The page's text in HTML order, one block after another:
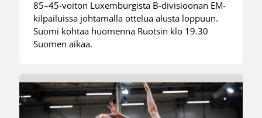
85–45-voiton Luxemburgista B-divisioonan EM-
kilpailuissa johtamalla ottelua alusta loppuun.
Suomi kohtaa huomenna Ruotsin klo 19.30
Suomen aikaa.